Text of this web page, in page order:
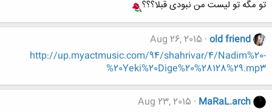
تو مگه تو لیست من نبودی قبلا؟؟؟
old friend
Aug 26, 2015
http://up.myactmusic.com/94/shahrivar/4/Nadim%20-
%20Yeki%20Dige%20%28128%29.mp3
MaRaL.arch
Aug 23, 2015